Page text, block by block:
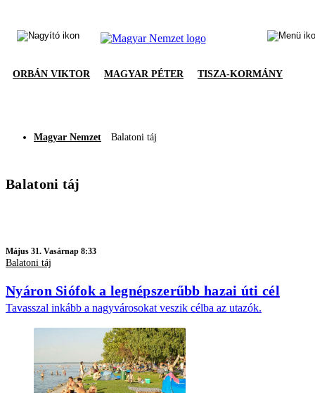
ORBÁN VIKTOR MAGYAR PÉTER TISZA-KORMÁNY
Magyar Nemzet Balatoni táj
Balatoni táj
Május 31. Vasárnap 8:33
Balatoni táj
Nyáron Siófok a legnépszerűbb hazai úti cél
Tavasszal inkább a nagyvárosokat veszik célba az utazók.